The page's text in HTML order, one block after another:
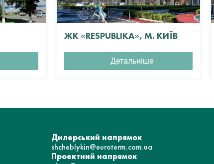
ЖК «RESPUBLIKA», М. КИЇВ
Детальніше
Дилерський напрямок
shcheblykin@euroterm.com.ua
Проектний напрямок